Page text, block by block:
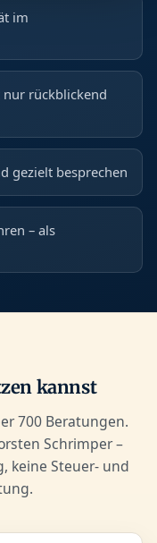
im
rückblickend
gezielt besprechen
– als
kannst
700 Beratungen.
Schrimper –
keine Steuer- und